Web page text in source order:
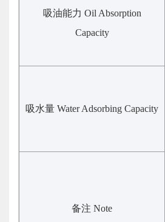
吸油能力 Oil Absorption
Capacity
吸水量 Water Adsorbing Capacity
备注 Note